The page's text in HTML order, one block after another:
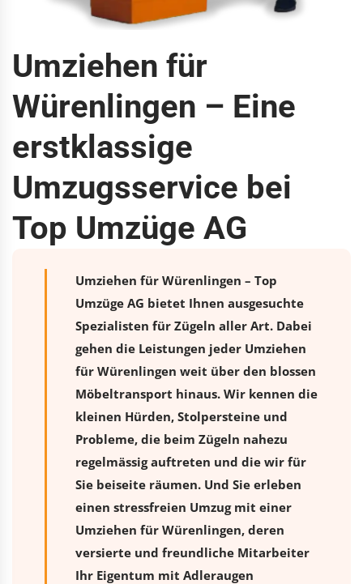
Umziehen für
Würenlingen – Eine
erstklassige
Umzugsservice bei
Top Umzüge AG
Umziehen für Würenlingen – Top
Umzüge AG bietet Ihnen ausgesuchte
Spezialisten für Zügeln aller Art. Dabei
gehen die Leistungen jeder Umziehen
für Würenlingen weit über den blossen
Möbeltransport hinaus. Wir kennen die
kleinen Hürden, Stolpersteine und
Probleme, die beim Zügeln nahezu
regelmässig auftreten und die wir für
Sie beiseite räumen. Und Sie erleben
einen stressfreien Umzugmit einer
Umziehen für Würenlingen, deren
versierte und freundliche Mitarbeiter
Ihr Eigentum mit Adleraugen